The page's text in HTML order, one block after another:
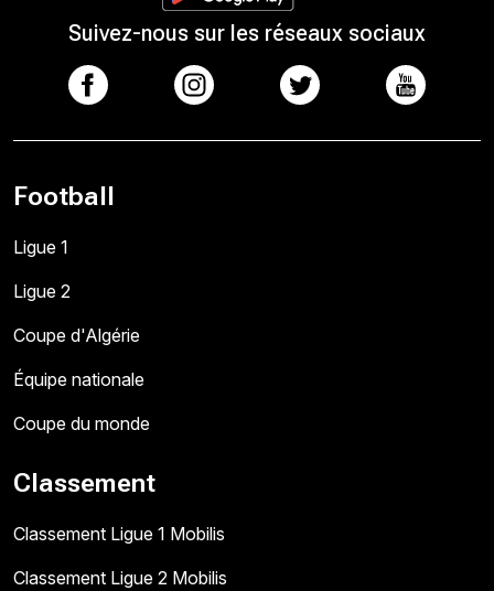
Suivez-nous sur les réseaux sociaux
Football
Ligue 1
Ligue 2
Coupe d'Algérie
Équipe nationale
Coupe du monde
Classement
Classement Ligue 1 Mobilis
Classement Ligue 2 Mobilis